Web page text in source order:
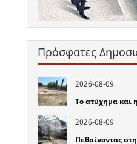
Πρόσφατες
2026-08-09
Το ατύχημα και
2026-08-09
Πεθαίνοντας